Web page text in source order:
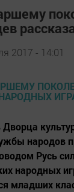
2017 - 14:01
Дворца
народов
Русь
народных
младших